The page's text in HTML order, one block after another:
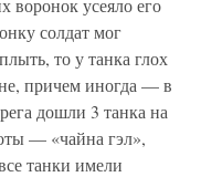
воронок усеяло его
солдат мог
то у танка глох
причем иногда — в
дошли 3 танка на
— «чайна гэл»,
танки имели